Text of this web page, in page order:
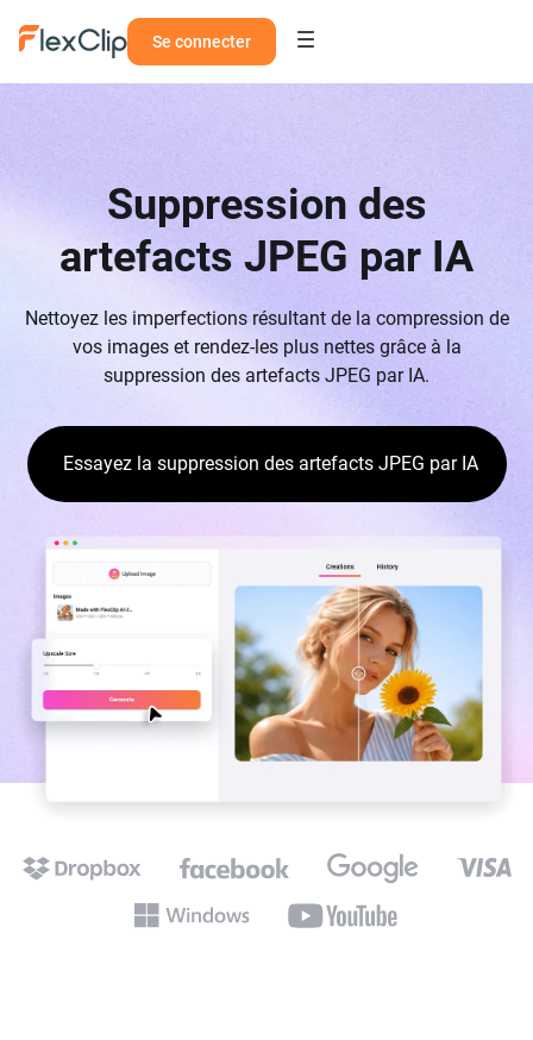
Se connecter
Suppression des
artefacts JPEG par IA
Nettoyez les imperfections résultant de la compression de
vos images et rendez-les plus nettes grâce à la
suppression des artefacts JPEG par IA.
Essayez la suppression des artefacts JPEG par IA